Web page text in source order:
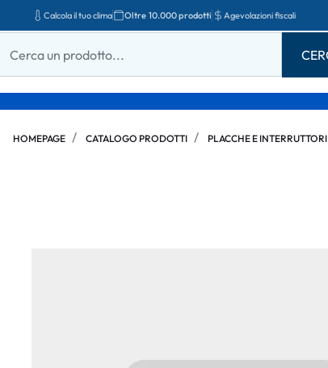
Calcola il tuo clima Oltre 10.000 prodotti Agevolazioni fiscali
HOMEPAGE CATALOGO PRODOTTI PLACCHE E INTERRUTTORI